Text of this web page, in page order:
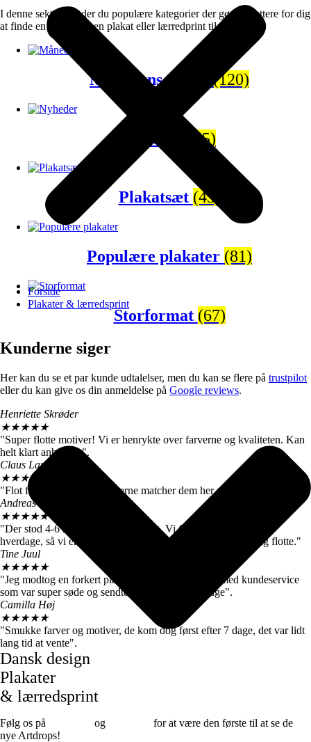
Forside
Plakater & lærredsprint
I denne sektion finder du populære kategorier der gør det lettere for dig
at finde en gave eller en plakat eller lærredprint til dig selv.
Månedens tilbud (120)
Nyheder (65)
Plakatsæt (43)
Populære plakater (81)
Storformat (67)
Kunderne siger
Her kan du se et par kunde udtalelser, men du kan se flere på trustpilot
eller du kan give os din anmeldelse på Google reviews.
Henriette Skrøder
★★★★★
"Super flotte motiver! Vi er henrykte over farverne og kvaliteten. Kan
helt klart anbefales".
Claus Langballe
★★★★
"Flot farvegengivelse. Farverne matcher dem her på siden".
Andreas W. Nielsen
★★★★★
"Der stod 4-6 hverdage ved levering. Vi fik motiverne efter 3
hverdage, så vi er meget tilfredse. De store billeder er virkelig flotte."
Tine Juul
★★★★★
"Jeg modtog en forkert plakat. Men fik hurtigt talt med kundeservice
som var super søde og sendte mig straks den rigtige".
Camilla Høj
★★★★★
"Smukke farver og motiver, de kom dog først efter 7 dage, det var lidt
lang tid at vente".
Dansk design
Plakater
& lærredsprint
Følg os på og
for at være den første til at se de
nye Artdrops!